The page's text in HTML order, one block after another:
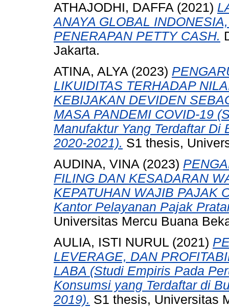
ATHAJODHI, DAFFA (2021)
ANAYA GLOBAL
PENERAPAN PETTY CASH.
Jakarta.
ATINA, ALYA (2023)
LIKUIDITAS TERHADAP
KEBIJAKAN DEVIDEN
MASA PANDEMI COVID-19
Manufaktur Yang Terdaftar
2020-2021). S1 thesis,
AUDINA, VINA (2023)
FILING DAN KESADARAN
KEPATUHAN WAJIB PAJAK
Kantor Pelayanan Pajak
Universitas Mercu Buana
AULIA, ISTI NURUL (2021)
LEVERAGE, DAN
LABA (Studi Empiris Pada
Konsumsi yang Terdaftar di
2019). S1 thesis, Universitas